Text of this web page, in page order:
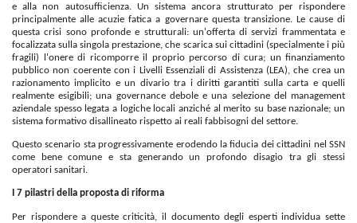
e alla non autosufficienza. Un sistema ancora strutturato per rispondere
principalmente alle acuzie fatica a governare questa transizione. Le cause di
questa crisi sono profonde e strutturali: un'offerta di servizi frammentata e
focalizzata sulla singola prestazione, che scarica sui cittadini (specialmente i più
fragili) l'onere di ricomporre il proprio percorso di cura; un finanziamento
pubblico non coerente con i Livelli Essenziali di Assistenza (LEA), che crea un
razionamento implicito e un divario tra i diritti garantiti sulla carta e quelli
realmente esigibili; una governance debole e una selezione del management
aziendale spesso legata a logiche locali anziché al merito su base nazionale; un
sistema formativo disallineato rispetto ai reali fabbisogni del settore.
Questo scenario sta progressivamente erodendo la fiducia dei cittadini nel SSN
come bene comune e sta generando un profondo disagio tra gli stessi
operatori sanitari.
I 7 pilastri della proposta di riforma
Per rispondere a queste criticità, il documento degli esperti individua sette